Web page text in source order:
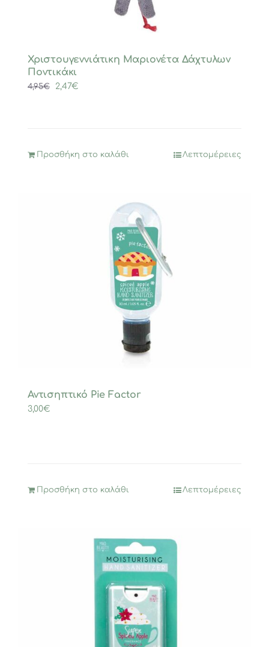
Χριστουγεννιάτικη Μαριονέτα Δάχτυλων
Ποντικάκι
4,95€
Original
2,47€
Προσθήκη στο καλάθι Λεπτομέρειες
Αντισηπτικό Pie Factor
3,00€
Προσθήκη στο καλάθι Λεπτομέρειες